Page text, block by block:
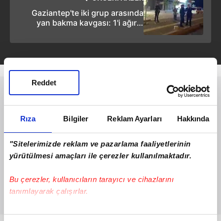
Rıza Bilgiler Reklam Ayarları Hakkında
"Sitelerimizde reklam ve pazarlama faaliyetlerinin
yürütülmesi amaçları ile çerezler kullanılmaktadır.
Bu çerezler, kullanıcıların tarayıcı ve cihazlarını
tanımlayarak çalışırlar.
Bu çerezlere izin vermeniz halinde sizlere özel
Reddet
Gaziantep'te iki grup arasında
yan bakma kavgası: 1'i ağır 2